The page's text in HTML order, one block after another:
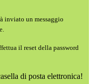
inviato un messaggio
il reset della password
di posta elettronica!